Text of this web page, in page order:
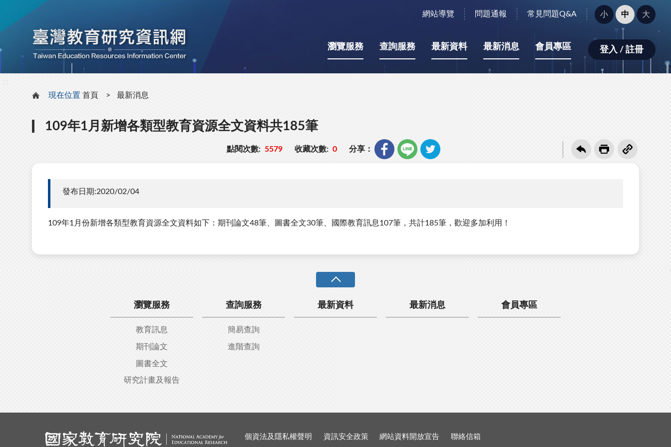
網站導覽 問題通報 常見問題Q&A
字
型
小：
小 中 大
瀏覽服務 查詢服務 最新資料 最新消息 會員專區 登入 / 註冊
現在位置 首頁 最新消息
109年1月新增各類型教育資源全文資料共185筆
點閱次數: 5579 收藏次數: 0 分享：
發布日期:2020/02/04
109年1月份新增各類型教育資源全文資料如下：期刊論文48筆、圖書全文30筆、國際教育訊息107筆，共計185筆，歡迎多加利用！
瀏覽服務
教育訊息
期刊論文
圖書全文
研究計畫及報告
查詢服務
簡易查詢
進階查詢
最新資料 最新消息 會員專區
個資法及隱私權聲明 資訊安全政策 網站資料開放宣告 聯絡信箱